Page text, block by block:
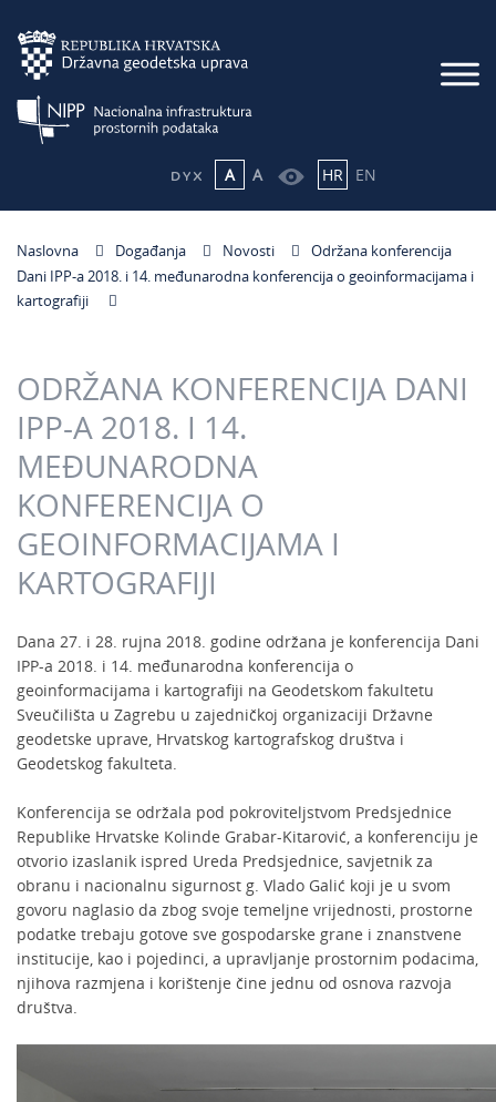
A A HR EN
Naslovna Događanja Novosti
Održana konferencija
Dani IPP-a 2018. i 14. međunarodna konferencija o geoinformacijama i
kartografiji
ODRŽANA KONFERENCIJA DANI
IPP-A 2018. I 14.
MEĐUNARODNA
KONFERENCIJA O
GEOINFORMACIJAMA I
KARTOGRAFIJI
Dana 27. i 28. rujna 2018. godine održana je konferencija Dani
IPP-a 2018. i 14. međunarodna konferencija o
geoinformacijama i kartografiji na Geodetskom fakultetu
Sveučilišta u Zagrebu u zajedničkoj organizaciji Državne
geodetske uprave, Hrvatskog kartografskog društva i
Geodetskog fakulteta.
Konferencija se održala pod pokroviteljstvom Predsjednice
Republike Hrvatske Kolinde Grabar-Kitarović, a konferenciju je
otvorio izaslanik ispred Ureda Predsjednice, savjetnik za
obranu i nacionalnu sigurnost g. Vlado Galić koji je u svom
govoru naglasio da zbog svoje temeljne vrijednosti, prostorne
podatke trebaju gotove sve gospodarske grane i znanstvene
institucije, kao i pojedinci, a upravljanje prostornim podacima,
njihova razmjena i korištenje čine jednu od osnova razvoja
društva.